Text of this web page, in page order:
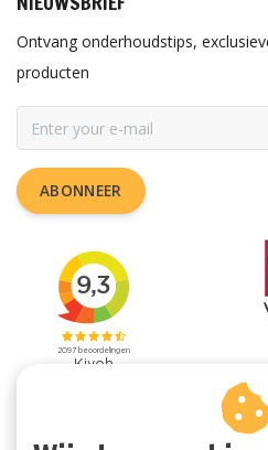
Ontvang onderhoudstips,
producten
ABONNEER